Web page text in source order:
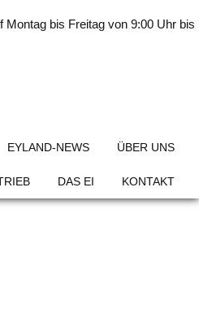
EYLAND-NEWS ÜBER UNS
DAS EI KONTAKT
Montag bis Freitag von 9:00 Uhr bis